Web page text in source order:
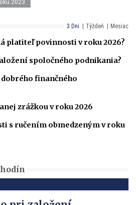
3 Dni Týždeň Mesiac
platiteľ povinnosti v roku 2026?
spoločného podnikania?
finančného
zrážkou v roku 2026
s ručením obmedzeným v roku